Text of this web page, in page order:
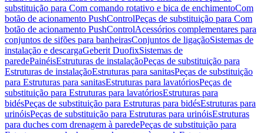
substituição para Com comando rotativo e bica de enchimentoCom
botão de acionamento PushControlPeças de substituição para Com
botão de acionamento PushControlAcessórios complementares para
conjuntos de sifões para banheirasConjuntos de ligaçãoSistemas de
instalação e descargaGeberit DuofixSistemas de
paredePainéisEstruturas de instalaçãoPeças de substituição para
Estruturas de instalaçãoEstruturas para sanitasPeças de substituição
para Estruturas para sanitasEstruturas para lavatóriosPeças de
substituição para Estruturas para lavatóriosEstruturas para
bidésPeças de substituição para Estruturas para bidésEstruturas para
urinóisPeças de substituição para Estruturas para urinóisEstruturas
para duches com drenagem à paredePeças de substituição para